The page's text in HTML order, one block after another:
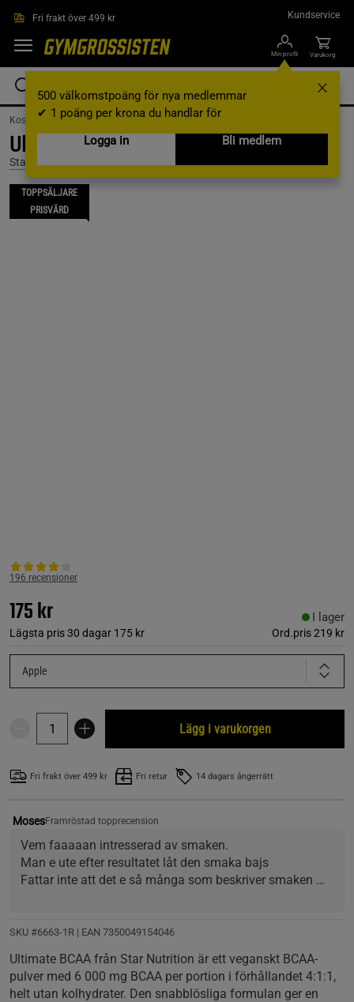
Fri frakt över 499 kr Kundservice
Min profil
500 välkomstpoäng för nya medlemmar
✔ 1 poäng per krona du handlar för
Logga in
Bli medlem
Varukorg
Kosttillskott /Aminosyror /BCAA
Ultimate BCAA, 285 g, Apple
Star Nutrition
TOPPSÄLJARE
PRISVÄRD
196 recensioner
175 kr
Lägsta pris 30 dagar 175 kr Ord.pris219 kr
I lager
Apple
Lägg i varukorgen
Fri frakt över 499 kr Fri retur 14 dagars ångerrätt
MosesFramröstad topprecension
Vem faaaaan intresserad av smaken.
Man e ute efter resultatet låt den smaka bajs
Fattar inte att det e så många som beskriver smaken
SKU #6663-1R | EAN 7350049154046
Ultimate BCAA från Star Nutrition är ett veganskt BCAA-
pulver med 6 000 mg BCAA per portion i förhållandet 4:1:1,
helt utan kolhydrater. Den snabblösliga formulan ger en